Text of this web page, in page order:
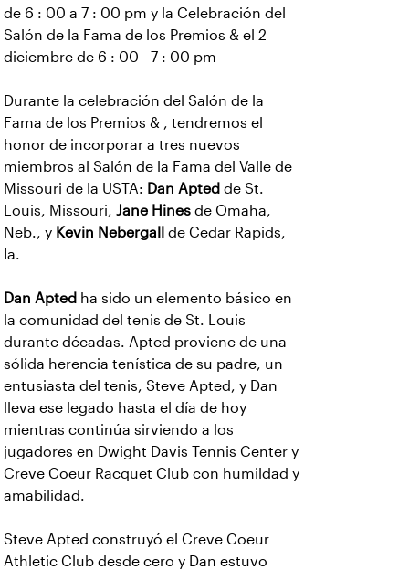
de 6 : 00 a 7 : 00 pm y la Celebración del
Salón de la Fama de los Premios & el 2
diciembre de 6 : 00 - 7 : 00 pm
Durante la celebración del Salón de la
Fama de los Premios & , tendremos el
honor de incorporar a tres nuevos
miembros al Salón de la Fama del Valle de
Missouri de la USTA: Dan Apted de St.
Louis, Missouri, Jane Hines de Omaha,
Neb., y Kevin Nebergall de Cedar Rapids,
Ia.
Dan Apted ha sido un elemento básico en
la comunidad del tenis de St. Louis
durante décadas. Apted proviene de una
sólida herencia tenística de su padre, un
entusiasta del tenis, Steve Apted, y Dan
lleva ese legado hasta el día de hoy
mientras continúa sirviendo a los
jugadores en Dwight Davis Tennis Center y
Creve Coeur Racquet Club con humildad y
amabilidad.
Steve Apted construyó el Creve Coeur
Athletic Club desde cero y Dan estuvo